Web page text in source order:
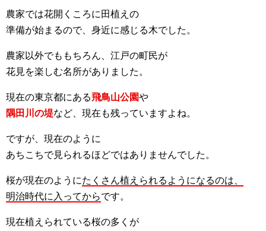
農家では花開くころに田植えの
準備が始まるので、身近に感じる木でした。
農家以外でももちろん、江戸の町民が
花見を楽しむ名所がありました。
現在の東京都にある飛鳥山公園や
隅田川の堤など、現在も残っていますよね。
ですが、現在のように
あちこちで見られるほどではありませんでした。
桜が現在のようにたくさん植えられるようになるのは、
明治時代に入ってからです。
現在植えられている桜の多くが